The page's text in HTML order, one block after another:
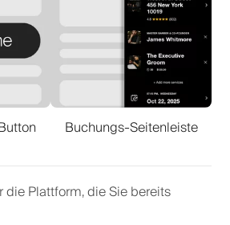
Buchungs-Seitenleiste
die Plattform, die Sie bereits